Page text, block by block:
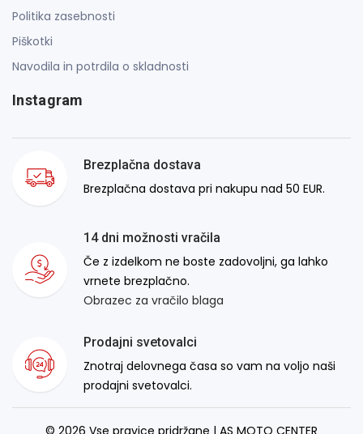
Politika zasebnosti
Piškotki
Navodila in potrdila o skladnosti
Instagram
Brezplačna dostava
Brezplačna dostava pri nakupu nad 50 EUR.
14 dni možnosti vračila
Če z izdelkom ne boste zadovoljni, ga lahko
vrnete brezplačno.
Obrazec za vračilo blaga
Prodajni svetovalci
Znotraj delovnega časa so vam na voljo naši
prodajni svetovalci.
© 2026 Vse pravice pridržane | AS MOTO CENTER